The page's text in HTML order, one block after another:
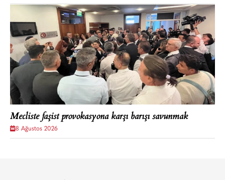
Mecliste faşist provokasyona karşı barışı savunmak
8 Ağustos 2026